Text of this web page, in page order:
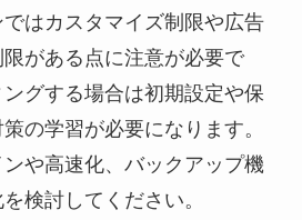
はカスタマイズ制限や広告
がある点に注意が必要で
グする場合は初期設定や保
の学習が必要になります。
や高速化、バックアップ機
検討してください。